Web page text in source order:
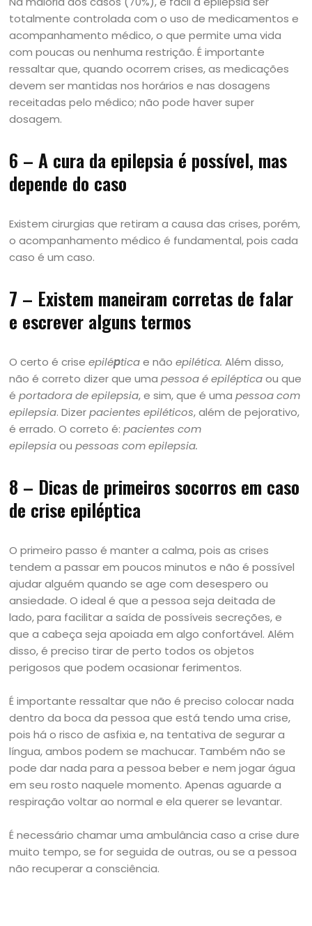
totalmente controlada com o uso de medicamentos e
acompanhamento médico, o que permite uma vida
com poucas ou nenhuma restrição. É importante
ressaltar que, quando ocorrem crises, as medicações
devem ser mantidas nos horários e nas dosagens
receitadas pelo médico; não pode haver super
dosagem.
6 – A cura da epilepsia é possível, mas
depende do caso
Existem cirurgias que retiram a causa das crises, porém,
o acompanhamento médico é fundamental, pois cada
caso é um caso.
7 – Existem maneiram corretas de falar
e escrever alguns termos
O certo é criseepilépticae nãoepilética.Além disso,
não é correto dizer que umapessoa é epilépticaou que
éportadora de epilepsia, e sim, que é umapessoa com
epilepsia. Dizerpacientes epiléticos, além de pejorativo,
é errado. O correto é:pacientes com
epilepsiaoupessoas com epilepsia.
8 – Dicas de primeiros socorros em caso
de crise epiléptica
O primeiro passo é manter a calma, pois as crises
tendem a passar em poucos minutos e não é possível
ajudar alguém quando se age com desespero ou
ansiedade. O ideal é que a pessoa seja deitada de
lado, para facilitar a saída de possíveis secreções, e
que a cabeça seja apoiada em algo confortável. Além
disso, é preciso tirar de perto todos os objetos
perigosos que podem ocasionar ferimentos.
É importante ressaltar que não é preciso colocar nada
dentro da boca da pessoa que está tendo uma crise,
pois há o risco de asfixia e, na tentativa de segurar a
língua, ambos podem se machucar. Também não se
pode dar nada para a pessoa beber e nem jogar água
em seu rosto naquele momento. Apenas aguarde a
respiração voltar ao normal e ela querer se levantar.
É necessário chamar uma ambulância caso a crise dure
muito tempo, se for seguida de outras, ou se a pessoa
não recuperar a consciência.